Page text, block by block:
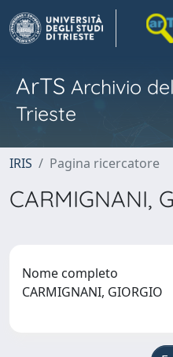
ArTS Archivio
Trieste
IRIS Pagina ricercatore
CARMIGNANI,
Nome completo
CARMIGNANI, GIORGIO